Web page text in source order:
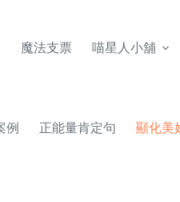
魔法支票 喵星人小舖
例 正能量肯定句 顯化美